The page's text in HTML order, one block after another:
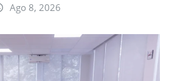
Ago 8, 2026